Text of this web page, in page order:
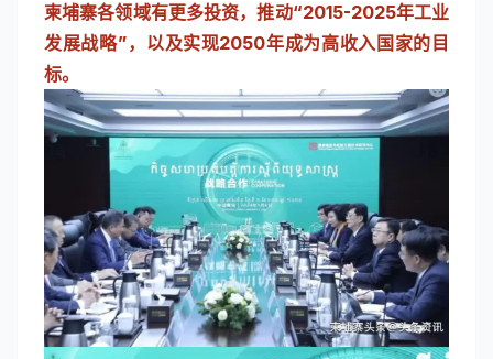
柬埔寨各领域有更多投资，推动“2015-2025年工业
发展战略”，以及实现2050年成为高收入国家的目
标。